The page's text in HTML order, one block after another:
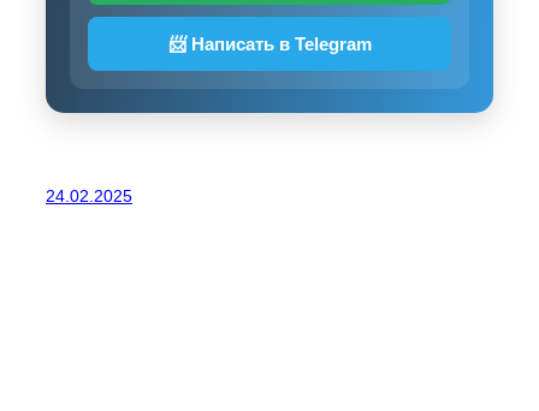
📨 Написать в Telegram
24.02.2025